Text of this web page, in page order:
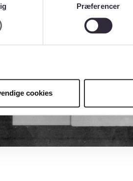
Præferencer
cookies